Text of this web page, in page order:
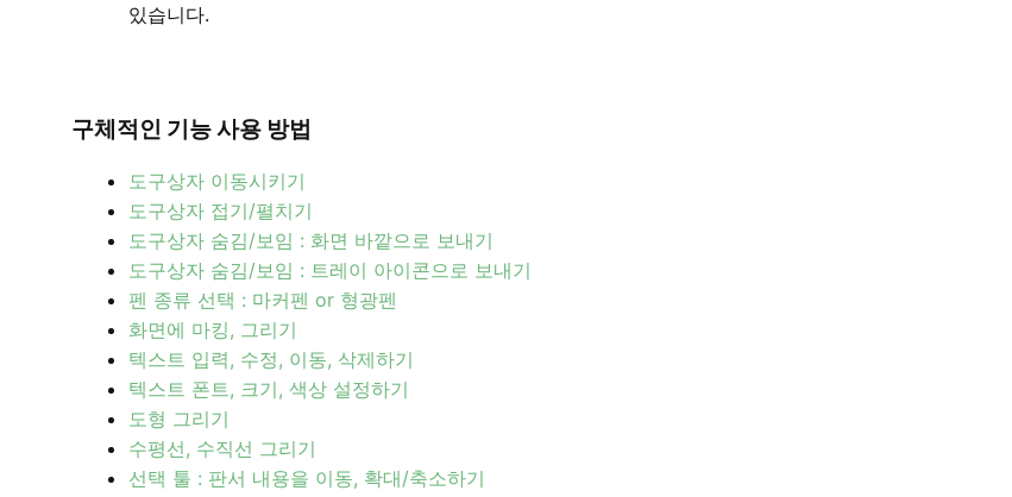
있습니다.
구체적인 기능 사용 방법
도구상자 이동시키기
도구상자 접기/펼치기
도구상자 숨김/보임 : 화면 바깥으로 보내기
도구상자 숨김/보임 : 트레이 아이콘으로 보내기
펜 종류 선택 : 마커펜 or 형광펜
화면에 마킹, 그리기
텍스트 입력, 수정, 이동, 삭제하기
텍스트 폰트, 크기, 색상 설정하기
도형 그리기
수평선, 수직선 그리기
선택 툴 : 판서 내용을 이동, 확대/축소하기